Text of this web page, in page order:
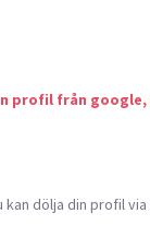
profil från google,
kan dölja din profil